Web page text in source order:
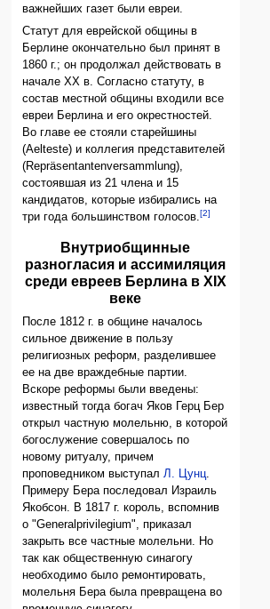
важнейших газет были евреи.
Статут для еврейской общины в
Берлине окончательно был принят в
1860 г.; он продолжал действовать в
начале XX в. Согласно статуту, в
состав местной общины входили все
евреи Берлина и его окрестностей.
Во главе ее стояли старейшины
(Aelteste) и коллегия представителей
(Repräsentantenversammlung),
состоявшая из 21 члена и 15
кандидатов, которые избирались на
три года большинством голосов.[2]
Внутриобщинные
разногласия и ассимиляция
среди евреев Берлина в XIX
веке
После 1812 г. в общине началось
сильное движение в пользу
религиозных реформ, разделившее
ее на две враждебные партии.
Вскоре реформы были введены:
известный тогда богач Яков Герц Бер
открыл частную молельню, в которой
богослужение совершалось по
новому ритуалу, причем
проповедником выступал Л. Цунц
Примеру Бера последовал Израиль
Якобсон. В 1817 г. король, вспомнив
ο "Generalprivilegium", приказал
закрыть все частные молельни. Но
так как общественную синагогу
необходимо было ремонтировать,
молельня Бера была превращена во